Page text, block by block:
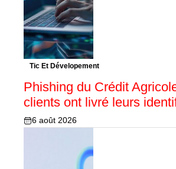
Tic Et Dévelopement
Phishing du Crédit
clients ont livré leurs
6 août 2026